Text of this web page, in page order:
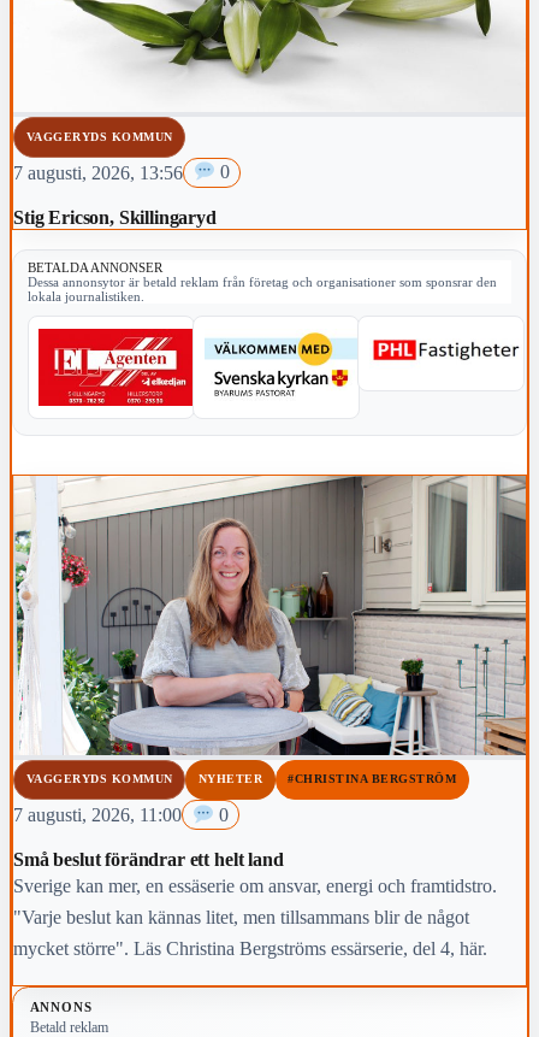
VAGGERYDS KOMMUN
7 augusti, 2026, 13:56 0
Stig Ericson, Skillingaryd
BETALDA ANNONSER
Dessa annonsytor är betald reklam från företag och organisationer som sponsrar den
lokala journalistiken.
VAGGERYDS KOMMUN NYHETER #CHRISTINA BERGSTRÖM
7 augusti, 2026, 11:00 0
Små beslut förändrar ett helt land
Sverige kan mer, en essäserie om ansvar, energi och framtidstro.
"Varje beslut kan kännas litet, men tillsammans blir de något
mycket större". Läs Christina Bergströms essärserie, del 4, här.
ANNONS
Betald reklam